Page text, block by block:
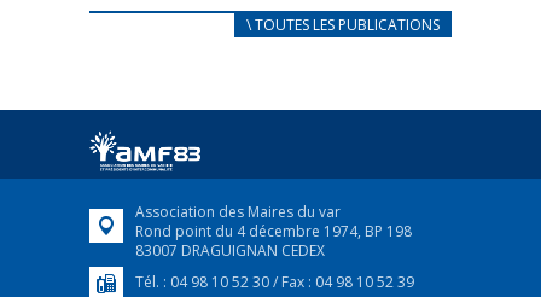
CARNET D’ACCUEIL
Afin d’accompagner au mieux les réfugiés
FEUILLETER
\ TOUTES LES PUBLICATIONS
Association des Maires du var
Rond point du 4 décembre 1974, BP 198
83007 DRAGUIGNAN CEDEX
Tél. : 04 98 10 52 30 / Fax : 04 98 10 52 39